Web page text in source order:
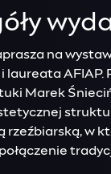
na
i laureata
Marek
rzeźbiarską, w